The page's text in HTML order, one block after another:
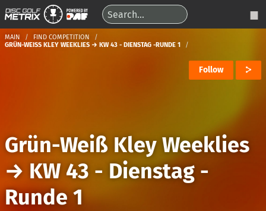
MAIN
FIND COMPETITION
GRÜN-WEISS KLEY WEEKLIES → KW 43 - DIENSTAG -RUNDE 1
Follow
Grün-Weiß Kley Weeklies
→ KW 43 - Dienstag -
Runde 1